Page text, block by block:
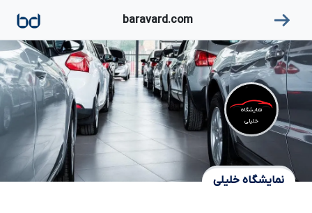
baravard.com
نمایشگاه
خلیلی
نمایشگاه خلیلی